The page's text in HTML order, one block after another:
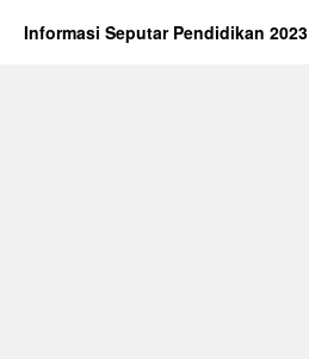
Informasi Seputar Pendidikan 2023